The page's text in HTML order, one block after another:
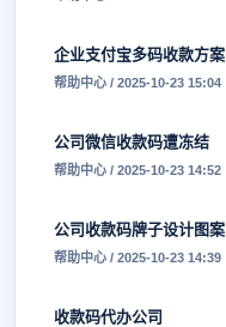
企业支付宝多码收款方案
帮助中心 / 2025-10-23 15:04
公司微信收款码遭冻结
帮助中心 / 2025-10-23 14:52
公司收款码牌子设计图案
帮助中心 / 2025-10-23 14:39
收款码代办公司